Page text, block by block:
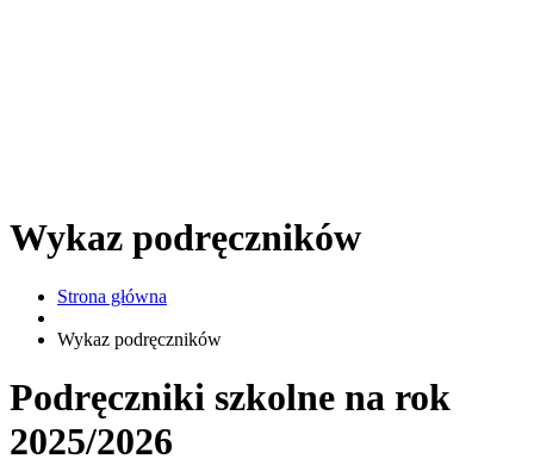
Wykaz podręczników
Strona główna
Wykaz podręczników
Podręczniki szkolne na rok
2025/2026